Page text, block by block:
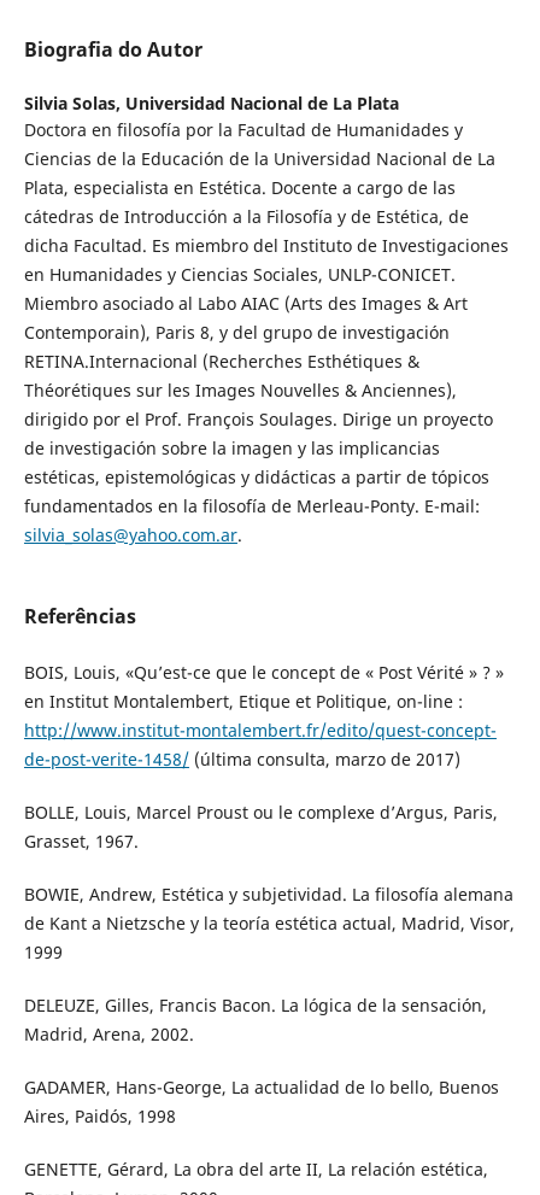
Biografia do Autor
Silvia Solas, Universidad Nacional de La Plata
Doctora en filosofía por la Facultad de Humanidades y
Ciencias de la Educación de la Universidad Nacional de La
Plata, especialista en Estética. Docente a cargo de las
cátedras de Introducción a la Filosofía y de Estética, de
dicha Facultad. Es miembro del Instituto de Investigaciones
en Humanidades y Ciencias Sociales, UNLP-CONICET.
Miembro asociado al Labo AIAC (Arts des Images & Art
Contemporain), Paris 8, y del grupo de investigación
RETINA.Internacional (Recherches Esthétiques &
Théorétiques sur les Images Nouvelles & Anciennes),
dirigido por el Prof. François Soulages. Dirige un proyecto
de investigación sobre la imagen y las implicancias
estéticas, epistemológicas y didácticas a partir de tópicos
fundamentados en la filosofía de Merleau-Ponty. E-mail:
silvia_solas@yahoo.com.ar.
Referências
BOIS, Louis, «Qu’est-ce que le concept de « Post Vérité » ? »
en Institut Montalembert, Etique et Politique, on-line :
http://www.institut-montalembert.fr/edito/quest-concept-
de-post-verite-1458/(última consulta, marzo de 2017)
BOLLE, Louis, Marcel Proust ou le complexe d’Argus, Paris,
Grasset, 1967.
BOWIE, Andrew, Estética y subjetividad. La filosofía alemana
de Kant a Nietzsche y la teoría estética actual, Madrid, Visor,
1999
DELEUZE, Gilles, Francis Bacon. La lógica de la sensación,
Madrid, Arena, 2002.
GADAMER, Hans-George, La actualidad de lo bello, Buenos
Aires, Paidós, 1998
GENETTE, Gérard, La obra del arte II, La relación estética,